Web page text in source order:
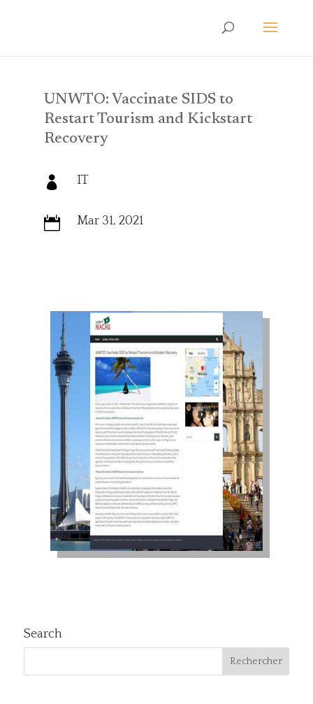
UNWTO: Vaccinate SIDS to
Restart Tourism and Kickstart
Recovery
 IT
 Mar 31, 2021
Search